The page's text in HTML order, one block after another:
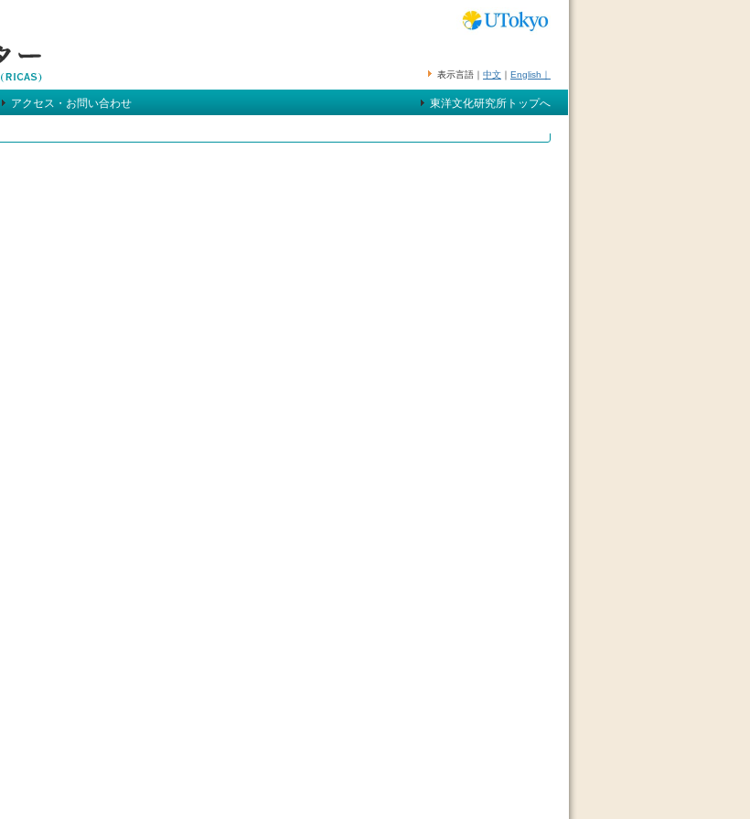
表示言語｜ 中文 ｜ English｜
アクセス・お問い合わせ 東洋文化研究所トップへ